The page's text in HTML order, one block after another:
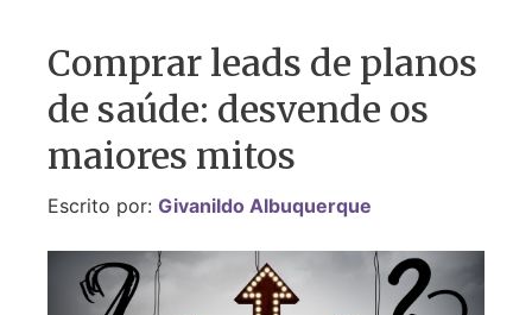
Comprar leads de planos
de saúde: desvende os
maiores mitos
Escrito por: Givanildo Albuquerque